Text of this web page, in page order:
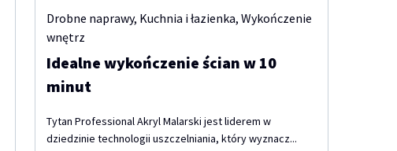
Drobne naprawy, Kuchnia i łazienka, Wykończenie
wnętrz
Idealne wykończenie ścian w 10
minut
Tytan Professional Akryl Malarski jest liderem w
dziedzinie technologii uszczelniania, który wyznacz...